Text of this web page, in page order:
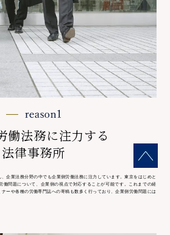
働法務に注力する
法律事務所
企業法務分野の中でも企業側労働法務に注力しています。東京をはじめと
働問題について、企業側の視点で対応することが可能です。これまでの経
ーや各種の労働専門誌への寄稿も数多く行っており、企業側労働問題には